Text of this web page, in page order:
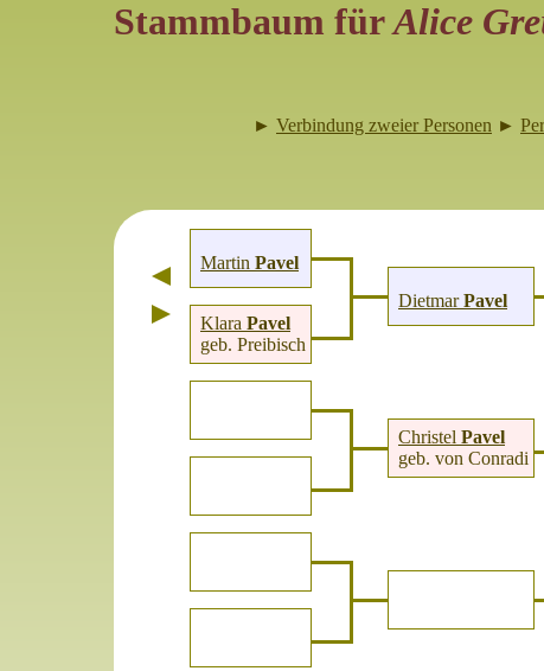
Stammbaum fürAlice
► Verbindung zweier Personen ►
Martin Pavel
Klara Pavel
geb. Preibisch
DietmarPavel
Christel Pavel
geb. von Conradi